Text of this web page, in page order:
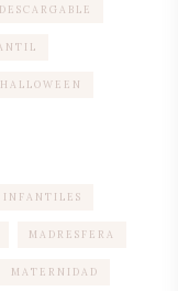
DESCARGABLE
HALLOWEEN
INFANTILES
MADRESFERA
MATERNIDAD